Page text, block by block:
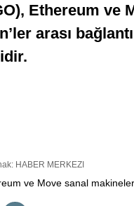
Ethereum ve
arası
HABER MERKEZI